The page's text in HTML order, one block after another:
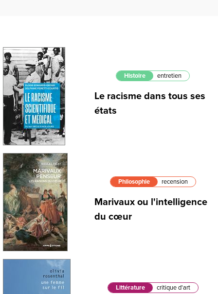
Histoire entretien
Le racisme dans tous ses
états
Philosophie recension
Marivaux ou l'intelligence
du cœur
Littérature critique d'art